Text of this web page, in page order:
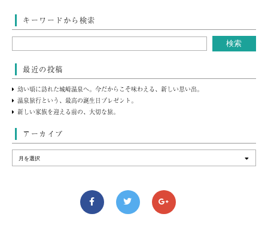
キーワードから検索
最近の投稿
幼い頃に訪れた城崎温泉へ。今だからこそ味わえる、新しい思い出。
温泉旅行という、最高の誕生日プレゼント。
新しい家族を迎える前の、大切な旅。
アーカイブ